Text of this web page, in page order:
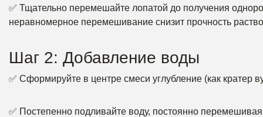
✅ Тщательно перемешайте лопатой до получения
неравномерное перемешивание снизит прочность
Шаг 2: Добавление воды
✅ Сформируйте в центре смеси углубление (как кратер
✅ Постепенно подливайте воду, постоянно перемешивая